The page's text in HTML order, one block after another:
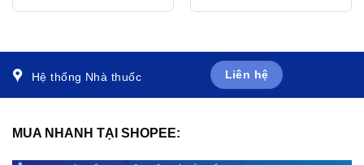
Hệ thống Nhà thuốc Liên hệ
MUA NHANH TẠI SHOPEE: